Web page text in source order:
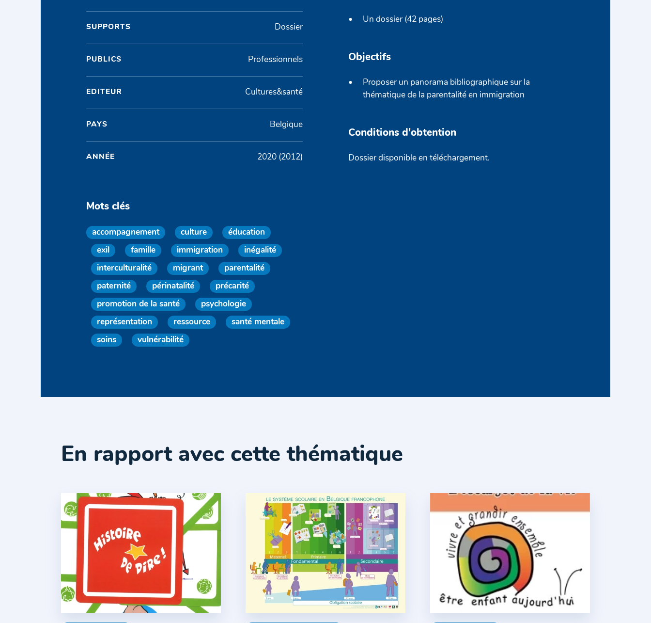
SUPPORTS Dossier
PUBLICS Professionnels
EDITEUR Cultures&santé
PAYS Belgique
ANNÉE 2020 (2012)
Mots clés
accompagnement culture éducation
exil famille immigration inégalité
interculturalité migrant parentalité
paternité périnatalité précarité
promotion de la santé psychologie
représentation ressource santé mentale
soins vulnérabilité
Un dossier (42 pages)
Objectifs
Proposer un panorama bibliographique sur la
thématique de la parentalité en immigration
Conditions d'obtention
Dossier disponible en téléchargement.
En rapport avec cette thématique